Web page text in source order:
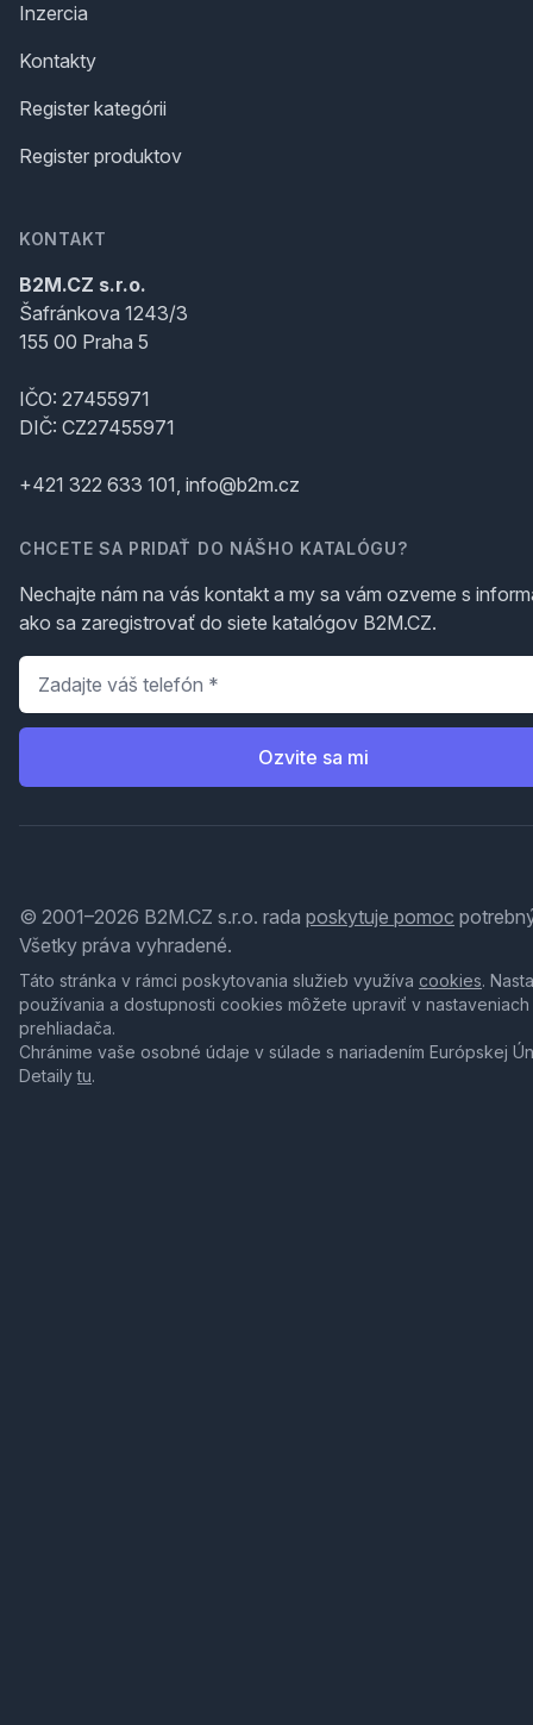
Inzercia
Kontakty
Register kategórii
Register produktov
KONTAKT
B2M.CZ s.r.o.
Šafránkova 1243/3
155 00 Praha 5
IČO: 27455971
DIČ: CZ27455971
+421 322 633 101, info@b2m.cz
CHCETE SA PRIDAŤ DO NÁŠHO KATALÓGU?
Nechajte nám na vás kontakt a my sa vám ozveme s
ako sa zaregistrovať do siete katalógov B2M.CZ.
Telefón
Ozvite sa mi
© 2001–2026 B2M.CZ s.r.o. rada poskytuje pomoc
Všetky práva vyhradené.
Táto stránka v rámci poskytovania služieb využíva cookies.
používania a dostupnosti cookies môžete upraviť v nastaveniach
prehliadača.
Chránime vaše osobné údaje v súlade s nariadením Európskej
Detailytu.